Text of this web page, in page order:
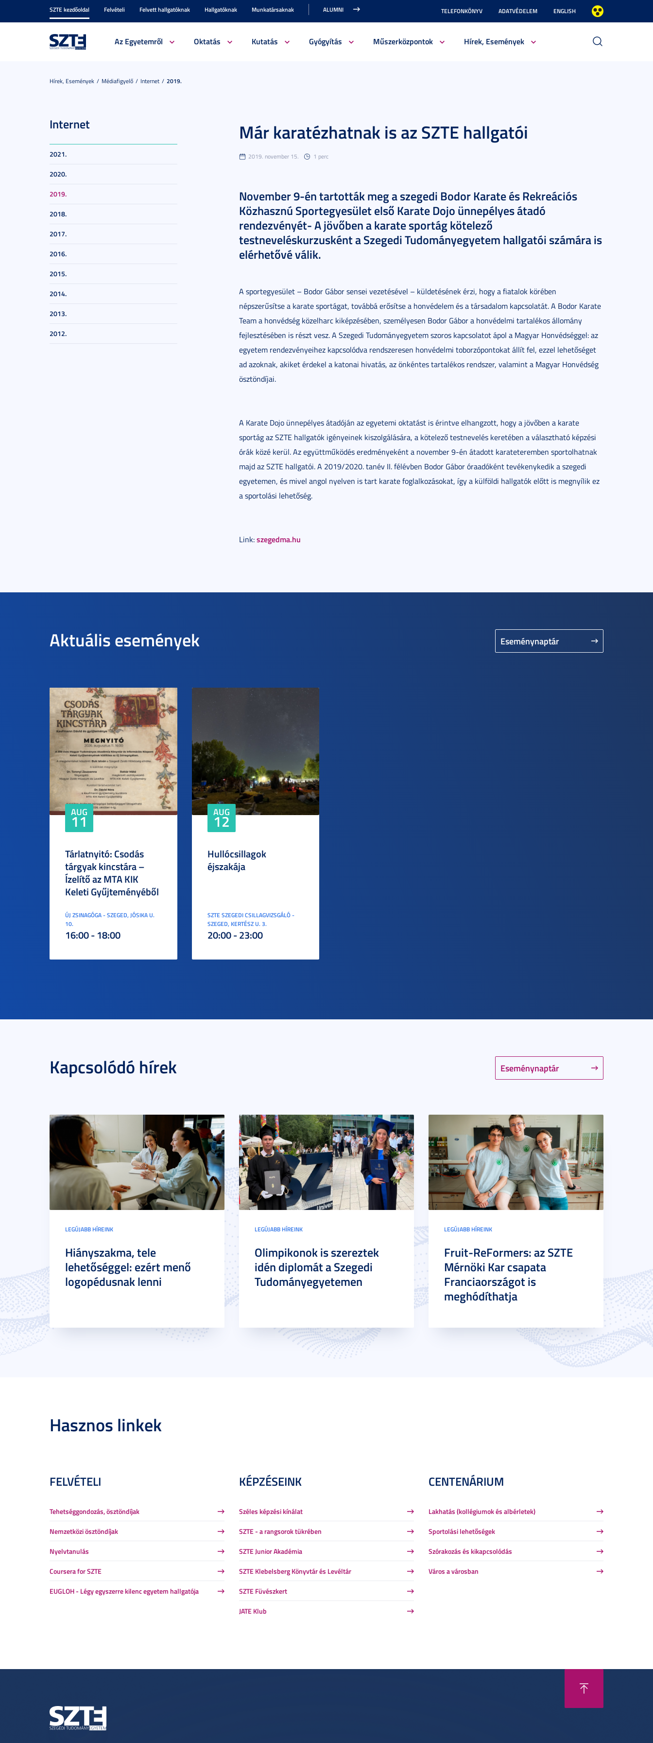
SZTE kezdőoldal Felvételi Felvett hallgatóknak Hallgatóknak Munkatársaknak ALUMNI TELEFONKÖNYV ADATVÉDELEM ENGLISH
Az Egyetemről Oktatás Kutatás Gyógyítás Műszerközpontok Hírek, Események
Hírek, Események Médiafigyelő Internet 2019.
Internet
2021.
2020.
2019.
2018.
2017.
2016.
2015.
2014.
2013.
2012.
Már karatézhatnak is az SZTE hallgatói
2019. november 15. 1 perc
November 9-én tartották meg a szegedi Bodor Karate és Rekreációs
Közhasznú Sportegyesület első Karate Dojo ünnepélyes átadó
rendezvényét- A jövőben a karate sportág kötelező
testneveléskurzusként a Szegedi Tudományegyetem hallgatói számára is
elérhetővé válik.
A sportegyesület – Bodor Gábor sensei vezetésével – küldetésének érzi, hogy a fiatalok körében
népszerűsítse a karate sportágat, továbbá erősítse a honvédelem és a társadalom kapcsolatát. A Bodor Karate
Team a honvédség közelharc kiképzésében, személyesen Bodor Gábor a honvédelmi tartalékos állomány
fejlesztésében is részt vesz. A Szegedi Tudományegyetem szoros kapcsolatot ápol a Magyar Honvédséggel: az
egyetem rendezvényeihez kapcsolódva rendszeresen honvédelmi toborzópontokat állít fel, ezzel lehetőséget
ad azoknak, akiket érdekel a katonai hivatás, az önkéntes tartalékos rendszer, valamint a Magyar Honvédség
ösztöndíjai.
A Karate Dojo ünnepélyes átadóján az egyetemi oktatást is érintve elhangzott, hogy a jövőben a karate
sportág az SZTE hallgatók igényeinek kiszolgálására, a kötelező testnevelés keretében a választható képzési
órák közé kerül. Az együttműködés eredményeként a november 9-én átadott karateteremben sportolhatnak
majd az SZTE hallgatói. A 2019/2020. tanév II. félévben Bodor Gábor óraadóként tevékenykedik a szegedi
egyetemen, és mivel angol nyelven is tart karate foglalkozásokat, így a külföldi hallgatók előtt is megnyílik ez
a sportolási lehetőség.
Link:szegedma.hu
Aktuális események Eseménynaptár
AUG
11
Tárlatnyitó: Csodás
tárgyak kincstára –
Ízelítő az MTA KIK
Keleti Gyűjteményéből
ÚJ ZSINAGÓGA - SZEGED, JÓSIKA U.
10.
16:00 - 18:00
AUG
12
Hullócsillagok
éjszakája
SZTE SZEGEDI CSILLAGVIZSGÁLÓ -
SZEGED, KERTÉSZ U. 3.
20:00 - 23:00
Kapcsolódó hírek Eseménynaptár
LEGÚJABB HÍREINK
Hiányszakma, tele
lehetőséggel: ezért menő
logopédusnak lenni
LEGÚJABB HÍREINK
Olimpikonok is szereztek
idén diplomát a Szegedi
Tudományegyetemen
LEGÚJABB HÍREINK
Fruit-ReFormers: az SZTE
Mérnöki Kar csapata
Franciaországot is
meghódíthatja
Hasznos linkek
FELVÉTELI
Tehetséggondozás, ösztöndíjak
Nemzetközi ösztöndíjak
Nyelvtanulás
Coursera for SZTE
EUGLOH - Légy egyszerre kilenc egyetem hallgatója
KÉPZÉSEINK
Széles képzési kínálat
SZTE - a rangsorok tükrében
SZTE Junior Akadémia
SZTE Klebelsberg Könyvtár és Levéltár
SZTE Füvészkert
JATE Klub
CENTENÁRIUM
Lakhatás (kollégiumok és albérletek)
Sportolási lehetőségek
Szórakozás és kikapcsolódás
Város a városban